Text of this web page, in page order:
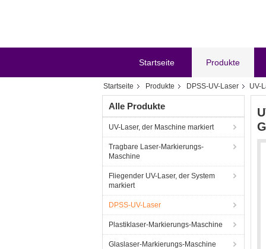
Startseite Produkte
Startseite Produkte DPSS-UV-Laser UV-
Alle Produkte
UV-Laser, der Maschine markiert
Tragbare Laser-Markierungs-
Maschine
Fliegender UV-Laser, der System
markiert
DPSS-UV-Laser
Plastiklaser-Markierungs-Maschine
Glaslaser-Markierungs-Maschine